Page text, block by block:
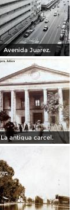
Avenida Juarez.
La antigua carcel.